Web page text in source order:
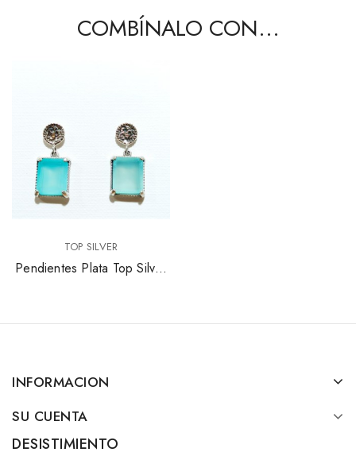
COMBÍNALO CON...
TOP SILVER
Pendientes Plata Top Silver
INFORMACION
SU CUENTA
DESISTIMIENTO